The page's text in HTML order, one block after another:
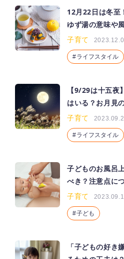
12月22日は冬至
ゆず湯の意味や
子育て
ライフスタイル
【9/29は十五夜
はいる？お月見
子育て
ライフスタイル
子どものお風呂
べき？注意点に
子育て
子ども
「子どもの好き